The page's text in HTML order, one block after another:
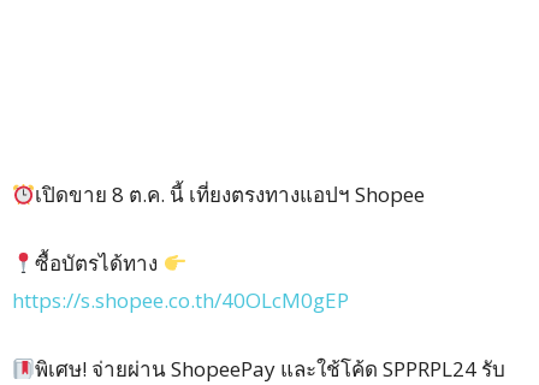
เปิดขาย 8 ต.ค. นี้ เที่ยงตรงทางแอปฯ Shopee
ซื้อบัตรได้ทาง
https://s.shopee.co.th/40OLcM0gEP
พิเศษ! จ่ายผ่าน ShopeePay และใช้โค้ด SPPRPL24 รับ